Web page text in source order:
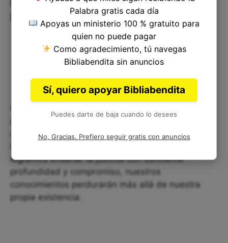
Perpetuidad de la Justicia
perpetuidad de la justicia. La metáfora usada
compara nuestra enseñanza de la justicia con el
logramos enseñar la justicia con suficiente
profundidad y compromiso, nuestros
conocimientos perdurarán más allá de nuestra
propia existencia.
Palabra gratis cada día
Apoyas un ministerio 100 % gratuito para
quien no puede pagar
Como agradecimiento, tú navegas
Bibliabendita sin anuncios
Sí, quiero apoyar Bibliabendita
Puedes darte de baja cuando lo desees
No, Gracias. Prefiero seguir gratis con anuncios